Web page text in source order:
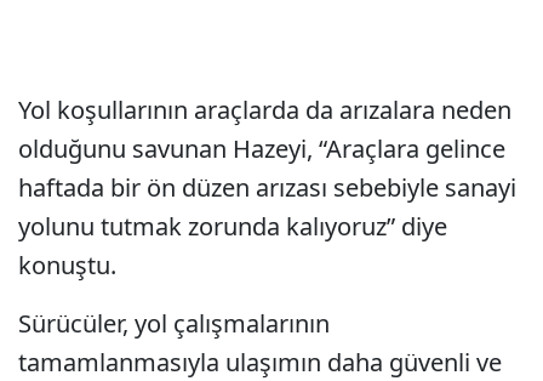
Yol koşullarının araçlarda da arızalara neden
olduğunu savunan Hazeyi, “Araçlara gelince
haftada bir ön düzen arızası sebebiyle sanayi
yolunu tutmak zorunda kalıyoruz” diye
konuştu.
Sürücüler, yol çalışmalarının
tamamlanmasıyla ulaşımın daha güvenli ve